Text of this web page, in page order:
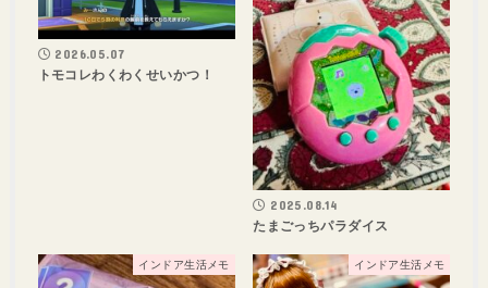
2026.05.07
トモコレわくわくせいかつ！
2025.08.14
たまごっちパラダイス
インドア生活メモ インドア生活メモ